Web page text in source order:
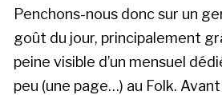
Penchons-nous donc sur un
goût du jour, principalement
peine visible d’un mensuel
peu (une page…) au Folk.